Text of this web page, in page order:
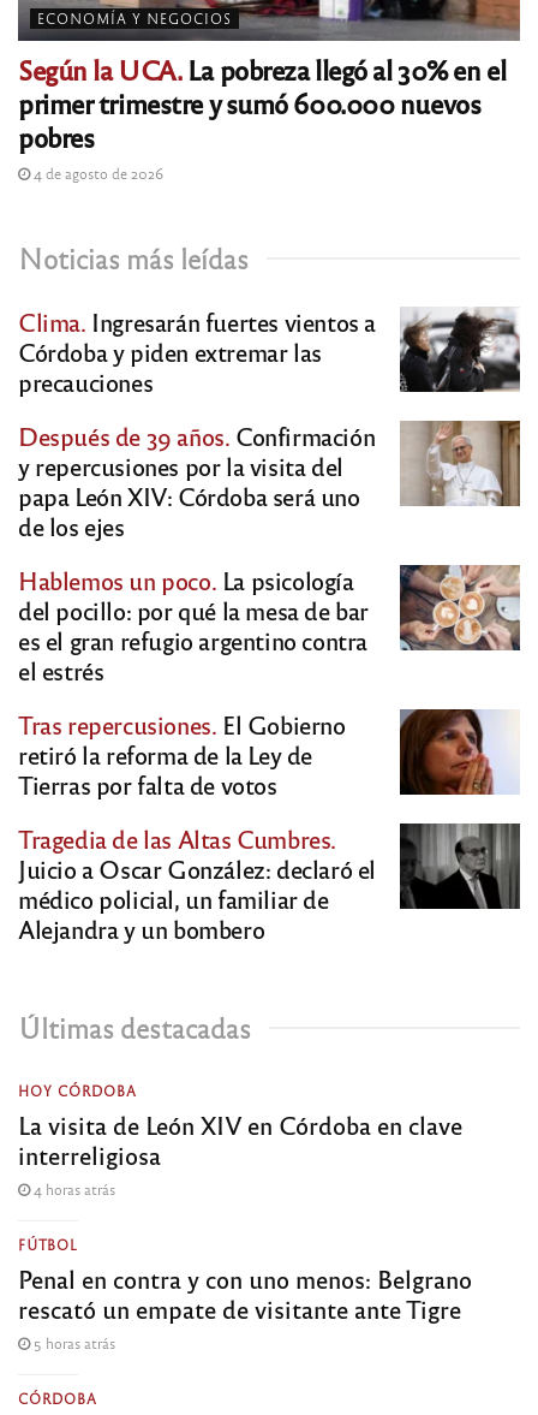
ECONOMÍA Y NEGOCIOS
Según la UCA.La pobreza llegó al 30% en el
primer trimestre y sumó 600.000 nuevos
pobres
4 de agosto de 2026
Noticias más leídas
Clima. Ingresarán fuertes vientos a
Córdoba y piden extremar las
precauciones
Después de 39 años. Confirmación
y repercusiones por la visita del
papa León XIV: Córdoba será uno
de los ejes
Hablemos un poco. La psicología
del pocillo: por qué la mesa de bar
es el gran refugio argentino contra
el estrés
Tras repercusiones. El Gobierno
retiró la reforma de la Ley de
Tierras por falta de votos
Tragedia de las Altas Cumbres.
Juicio a Oscar González: declaró el
médico policial, un familiar de
Alejandra y un bombero
Últimas destacadas
HOY CÓRDOBA
La visita de León XIV en Córdoba en clave
interreligiosa
4 horas atrás
FÚTBOL
Penal en contra y con uno menos: Belgrano
rescató un empate de visitante ante Tigre
5 horas atrás
CÓRDOBA